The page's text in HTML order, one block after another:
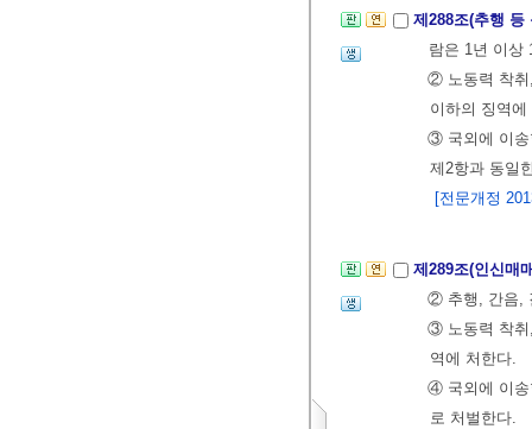
제288조(추행
람은 1년 이상
② 노동력 착취
이하의 징역에
③ 국외에 이송
제2항과 동일
[전문개정
제289조(인신매
② 추행, 간음,
③ 노동력 착취
역에 처한다.
④ 국외에 이송
로 처벌한다.